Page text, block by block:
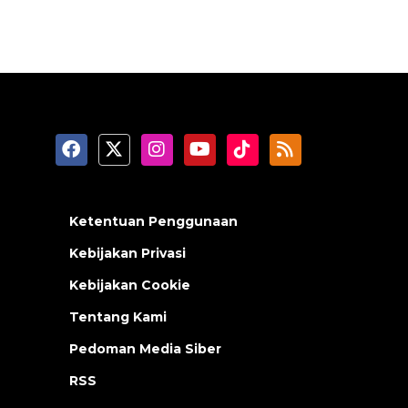
Ketentuan Penggunaan
Kebijakan Privasi
Kebijakan Cookie
Tentang Kami
Pedoman Media Siber
RSS